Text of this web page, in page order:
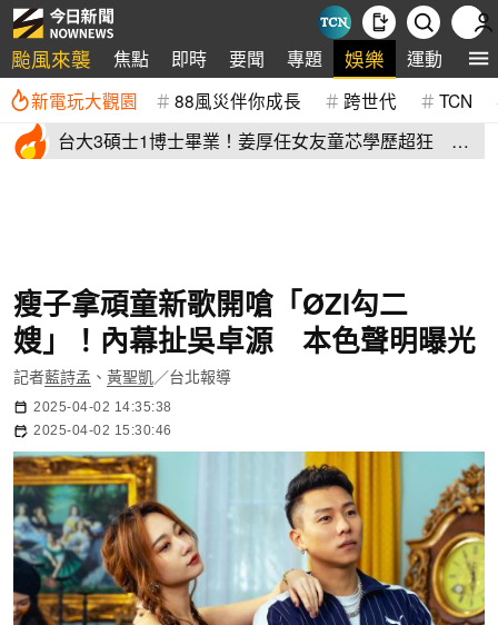
颱風來襲 焦點 即時 要聞 專題 娛樂 運動 全
新電玩大觀園 88風災伴你成長 跨世代 TCN
台大3碩士1博士畢業！姜厚任女友童芯學歷超狂 他
瘦子拿頑童新歌開嗆「ØZI勾二
嫂」！內幕扯吳卓源 本色聲明曝光
記者藍詩孟 、 黃聖凱／台北報導
2025-04-02 14:35:38
2025-04-02 15:30:46